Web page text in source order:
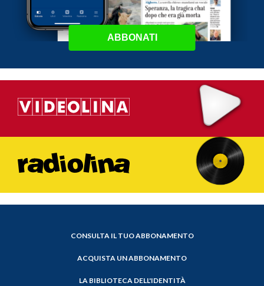
ABBONATI
CONSULTA IL TUO ABBONAMENTO
ACQUISTA UN ABBONAMENTO
LA BIBLIOTECA DELL'IDENTITÀ